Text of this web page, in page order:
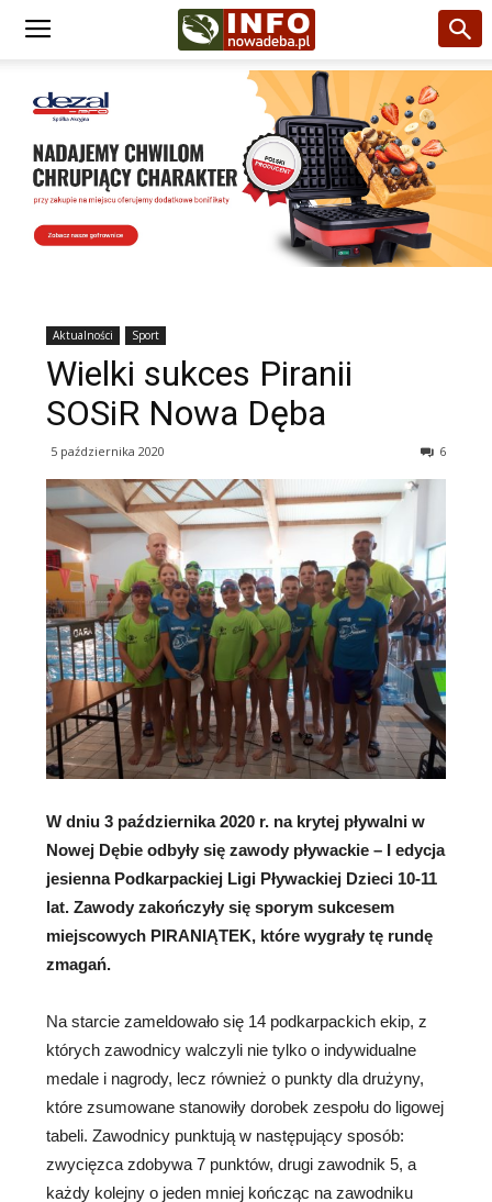
Aktualności Sport
Wielki sukces Piranii
SOSiR Nowa Dęba
5 października 2020 6
W dniu 3 października 2020 r. na krytej pływalni w
Nowej Dębie odbyły się zawody pływackie – I edycja
jesienna Podkarpackiej Ligi Pływackiej Dzieci 10-11
lat. Zawody zakończyły się sporym sukcesem
miejscowych PIRANIĄTEK, które wygrały tę rundę
zmagań.
Na starcie zameldowało się 14 podkarpackich ekip, z
których zawodnicy walczyli nie tylko o indywidualne
medale i nagrody, lecz również o punkty dla drużyny,
które zsumowane stanowiły dorobek zespołu do ligowej
tabeli. Zawodnicy punktują w następujący sposób:
zwycięzca zdobywa 7 punktów, drugi zawodnik 5, a
każdy kolejny o jeden mniej kończąc na zawodniku